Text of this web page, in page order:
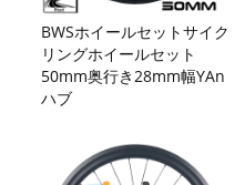
BWSホイールセットサイク
リングホイールセット
50mm奥行き28mm幅YAn
ハブ